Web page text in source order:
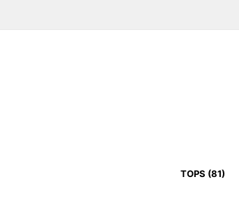
TOPS (81)